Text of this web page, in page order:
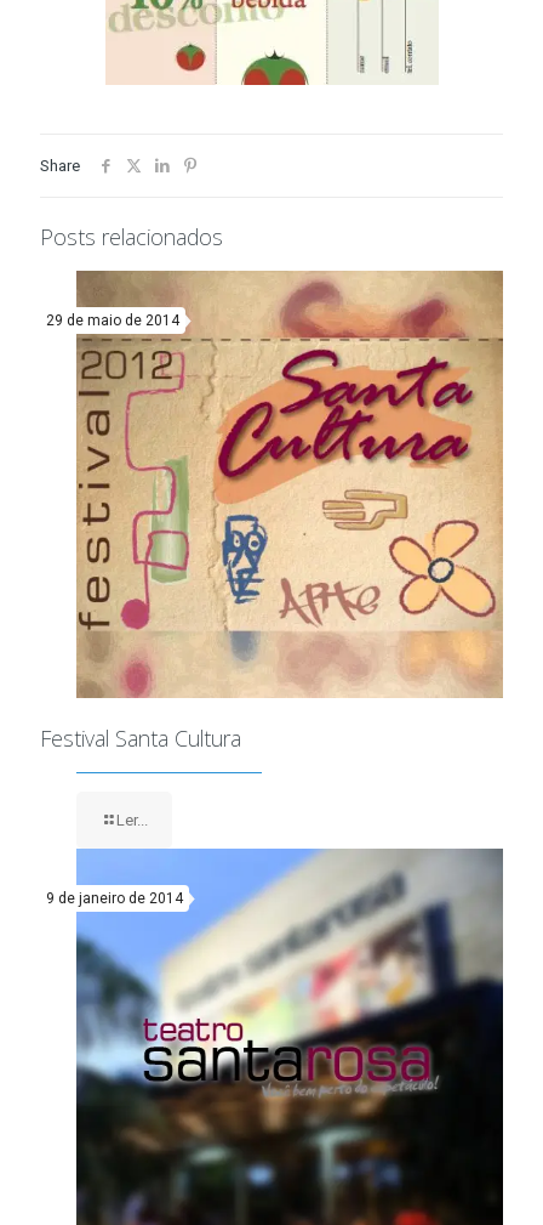
Share
Posts relacionados
29 de maio de 2014
Festival Santa Cultura
Ler...
9 de janeiro de 2014